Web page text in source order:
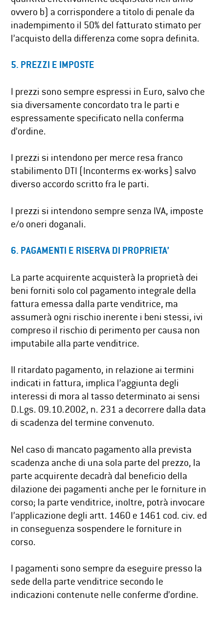
ovvero b) a corrispondere a titolo di penale da
inadempimento il 50% del fatturato stimato per
l’acquisto della differenza come sopra definita.
5. PREZZI E IMPOSTE
I prezzi sono sempre espressi in Euro, salvo che
sia diversamente concordato tra le parti e
espressamente specificato nella conferma
d’ordine.
I prezzi si intendono per merce resa franco
stabilimento DTI (Inconterms ex-works) salvo
diverso accordo scritto fra le parti.
I prezzi si intendono sempre senza IVA, imposte
e/o oneri doganali.
6. PAGAMENTI E RISERVA DI PROPRIETA’
La parte acquirente acquisterà la proprietà dei
beni forniti solo col pagamento integrale della
fattura emessa dalla parte venditrice, ma
assumerà ogni rischio inerente i beni stessi, ivi
compreso il rischio di perimento per causa non
imputabile alla parte venditrice.
Il ritardato pagamento, in relazione ai termini
indicati in fattura, implica l’aggiunta degli
interessi di mora al tasso determinato ai sensi
D.Lgs. 09.10.2002, n. 231 a decorrere dalla data
di scadenza del termine convenuto.
Nel caso di mancato pagamento alla prevista
scadenza anche di una sola parte del prezzo, la
parte acquirente decadrà dal beneficio della
dilazione dei pagamenti anche per le forniture in
corso; la parte venditrice, inoltre, potrà invocare
l’applicazione degli artt. 1460 e 1461 cod. civ. ed
in conseguenza sospendere le forniture in
corso.
I pagamenti sono sempre da eseguire presso la
sede della parte venditrice secondo le
indicazioni contenute nelle conferme d’ordine.